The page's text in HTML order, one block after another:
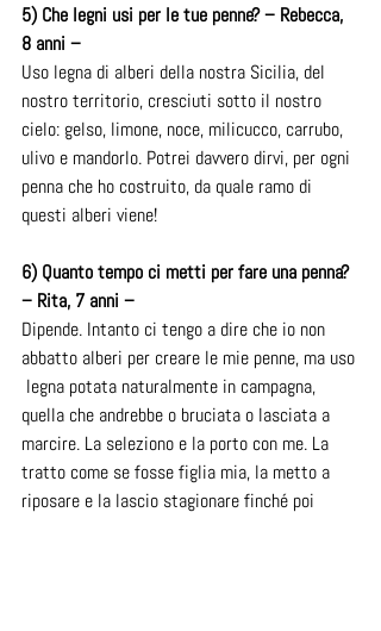
5) Che legni usi per le tue penne? – Rebecca,
8 anni –
Uso legna di alberi della nostra Sicilia, del
nostro territorio, cresciuti sotto il nostro
cielo: gelso, limone, noce, milicucco, carrubo,
ulivo e mandorlo. Potrei davvero dirvi, per ogni
penna che ho costruito, da quale ramo di
questi alberi viene!
6) Quanto tempo ci metti per fare una penna?
– Rita, 7 anni –
Dipende. Intanto ci tengo a dire che io non
abbatto alberi per creare le mie penne, ma uso
legna potata naturalmente in campagna,
quella che andrebbe o bruciata o lasciata a
marcire. La seleziono e la porto con me. La
tratto come se fosse figlia mia, la metto a
riposare e la lascio stagionare finché poi